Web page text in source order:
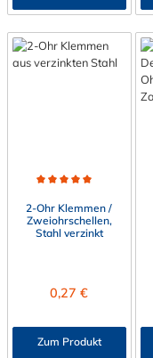
2-Ohr Klemmen /
Zweiohrschellen,
Stahl verzinkt
Regulärer Preis:
0,27 €
Zum Produkt